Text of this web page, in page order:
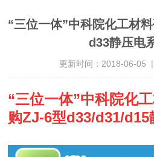
“三位一体”中科院化工材
d33静压电
更新时间：2018-06-05
“三位一体”中科院化
购ZJ-6型d33/d31/d15